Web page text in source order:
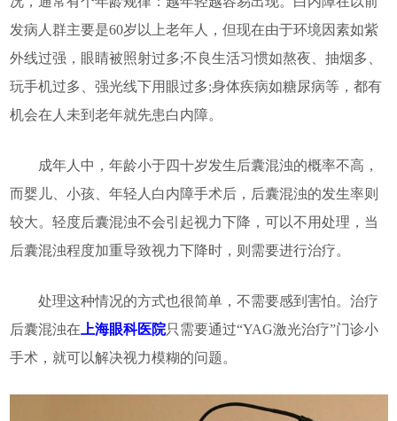
发病人群主要是60岁以上老年人，但现在由于环境因素如紫
外线过强，眼睛被照射过多;不良生活习惯如熬夜、抽烟多、
玩手机过多、强光线下用眼过多;身体疾病如糖尿病等，都有
机会在人未到老年就先患白内障。
成年人中，年龄小于四十岁发生后囊混浊的概率不高，
而婴儿、小孩、年轻人白内障手术后，后囊混浊的发生率则
较大。轻度后囊混浊不会引起视力下降，可以不用处理，当
后囊混浊程度加重导致视力下降时，则需要进行治疗。
处理这种情况的方式也很简单，不需要感到害怕。治疗
后囊混浊在 上海眼科医院只需要通过“YAG激光治疗”门诊小
手术，就可以解决视力模糊的问题。